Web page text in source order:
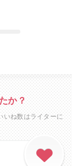
か？
いね数はライターに